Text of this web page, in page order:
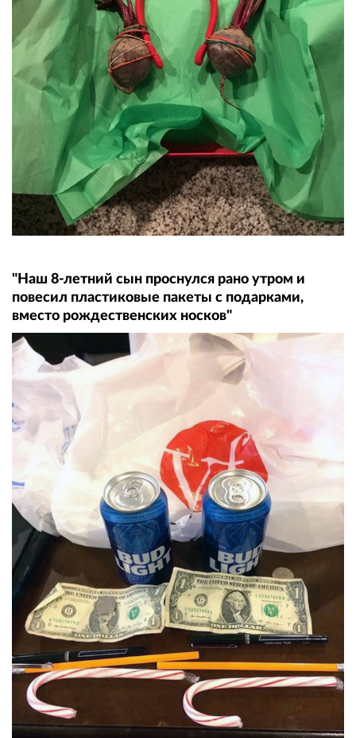
"Наш 8-летний сын проснулся рано утром и
повесил пластиковые пакеты с подарками,
вместо рождественских носков"